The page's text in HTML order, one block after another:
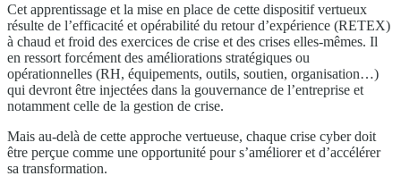
Cet apprentissage et la mise en place de cette dispositif vertueux
résulte de l’efficacité et opérabilité du retour d’expérience (RETEX)
à chaud et froid des exercices de crise et des crises elles-mêmes. Il
en ressort forcément des améliorations stratégiques ou
opérationnelles (RH, équipements, outils, soutien, organisation…)
qui devront être injectées dans la gouvernance de l’entreprise et
notamment celle de la gestion de crise.
Mais au-delà de cette approche vertueuse, chaque crise cyber doit
être perçue comme une opportunité pour s’améliorer et d’accélérer
sa transformation.